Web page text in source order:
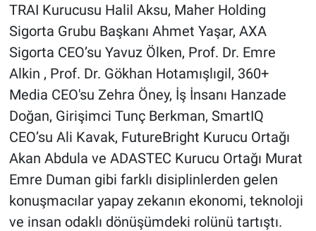
TRAI Kurucusu Halil Aksu, Maher Holding
Sigorta Grubu Başkanı Ahmet Yaşar, AXA
Sigorta CEO’su Yavuz Ölken, Prof. Dr. Emre
Alkin , Prof. Dr. Gökhan Hotamışlıgil, 360+
Media CEO'su Zehra Öney, İş İnsanı Hanzade
Doğan, Girişimci Tunç Berkman, SmartIQ
CEO’su Ali Kavak, FutureBright Kurucu Ortağı
Akan Abdula ve ADASTEC Kurucu Ortağı Murat
Emre Duman gibi farklı disiplinlerden gelen
konuşmacılar yapay zekanın ekonomi, teknoloji
ve insan odaklı dönüşümdeki rolünü tartıştı.